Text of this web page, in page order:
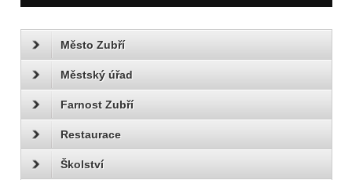
Město Zubří
Městský úřad
Farnost Zubří
Restaurace
Školství